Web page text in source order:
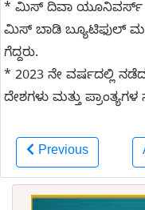
* ಮಿಸ್ ದಿವಾ ಯೂನಿವರ್ಸ್
ಮಿಸ್ ಬಾಡಿ ಬ್ಯೂಟಿಫುಲ್
ಗೆದ್ದರು.
* 2023 ನೇ ವರ್ಷದಲ್ಲಿ
ದೇಶಗಳು ಮತ್ತು ಪ್ರಾಂತ್ಯಗಳ
Previous